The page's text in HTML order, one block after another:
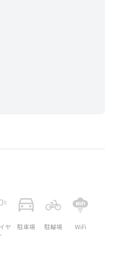
ヤ
駐車場 駐輪場 WiFi